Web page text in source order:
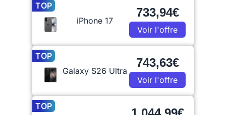
TOP
iPhone 17
733,94€
Voir l'offre
TOP
Galaxy S26 Ultra
743,63€
Voir l'offre
TOP